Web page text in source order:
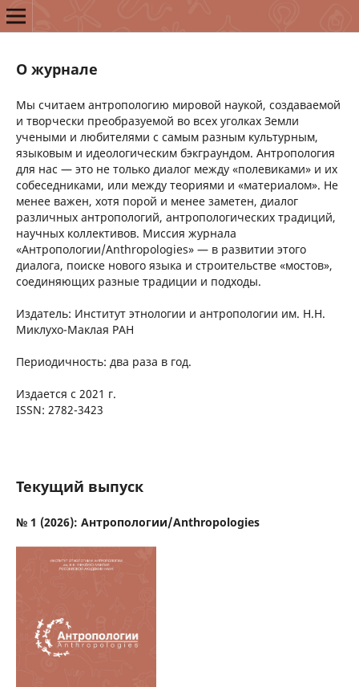
О журнале
Мы считаем антропологию мировой наукой, создаваемой
и творчески преобразуемой во всех уголках Земли
учеными и любителями с самым разным культурным,
языковым и идеологическим бэкграундом. Антропология
для нас — это не только диалог между «полевиками» и их
собеседниками, или между теориями и «материалом». Не
менее важен, хотя порой и менее заметен, диалог
различных антропологий, антропологических традиций,
научных коллективов. Миссия журнала
«Антропологии/Anthropologies» — в развитии этого
диалога, поиске нового языка и строительстве «мостов»,
соединяющих разные традиции и подходы.
Издатель: Институт этнологии и антропологии им. Н.Н.
Миклухо-Маклая РАН
Периодичность: два раза в год.
Издается с 2021 г.
ISSN: 2782-3423
Текущий выпуск
№ 1 (2026): Антропологии/Anthropologies